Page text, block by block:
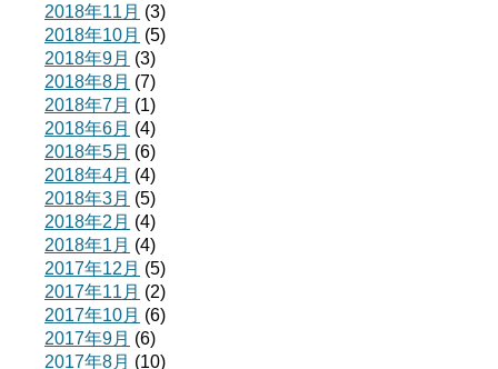
2018年11月 (3)
2018年10月 (5)
2018年9月 (3)
2018年8月 (7)
2018年7月 (1)
2018年6月 (4)
2018年5月 (6)
2018年4月 (4)
2018年3月 (5)
2018年2月 (4)
2018年1月 (4)
2017年12月 (5)
2017年11月 (2)
2017年10月 (6)
2017年9月 (6)
2017年8月 (10)